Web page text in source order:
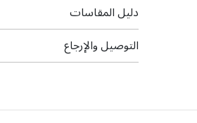
دليل المقاسات
التوصيل والإرجاع